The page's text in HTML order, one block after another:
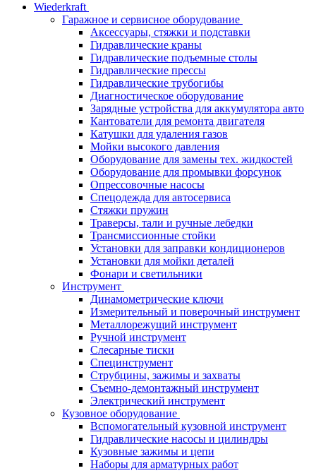
Wiederkraft
Гаражное и сервисное оборудование
Аксессуары, стяжки и подставки
Гидравлические краны
Гидравлические подъемные столы
Гидравлические прессы
Гидравлические трубогибы
Диагностическое оборудование
Зарядные устройства для аккумулятора авто
Кантователи для ремонта двигателя
Катушки для удаления газов
Мойки высокого давления
Оборудование для замены тех. жидкостей
Оборудование для промывки форсунок
Опрессовочные насосы
Спецодежда для автосервиса
Стяжки пружин
Траверсы, тали и ручные лебедки
Трансмиссионные стойки
Установки для заправки кондиционеров
Установки для мойки деталей
Фонари и светильники
Инструмент
Динамометрические ключи
Измерительный и поверочный инструмент
Металлорежущий инструмент
Ручной инструмент
Слесарные тиски
Специнструмент
Струбцины, зажимы и захваты
Съемно-демонтажный инструмент
Электрический инструмент
Кузовное оборудование
Вспомогательный кузовной инструмент
Гидравлические насосы и цилиндры
Кузовные зажимы и цепи
Наборы для арматурных работ